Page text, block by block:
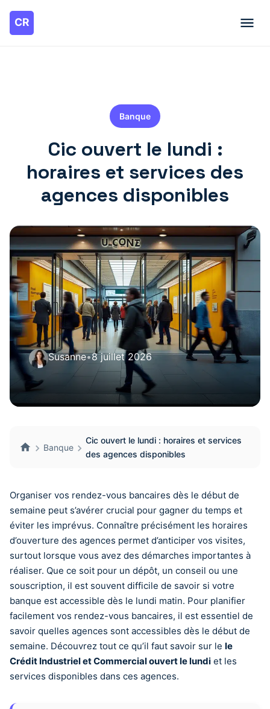
Banque
Cic ouvert le lundi :
horaires et services des
agences disponibles
Susanne•8 juillet 2026
Banque
Cic ouvert le lundi : horaires et services
des agences disponibles
Organiser vos rendez-vous bancaires dès le début de
semaine peut s’avérer crucial pour gagner du temps et
éviter les imprévus. Connaître précisément les horaires
d’ouverture des agences permet d’anticiper vos visites,
surtout lorsque vous avez des démarches importantes à
réaliser. Que ce soit pour un dépôt, un conseil ou une
souscription, il est souvent difficile de savoir si votre
banque est accessible dès le lundi matin. Pour planifier
facilement vos rendez-vous bancaires, il est essentiel de
savoir quelles agences sont accessibles dès le début de
semaine. Découvrez tout ce qu’il faut savoir sur le le
Crédit Industriel et Commercial ouvert le lundi et les
services disponibles dans ces agences.